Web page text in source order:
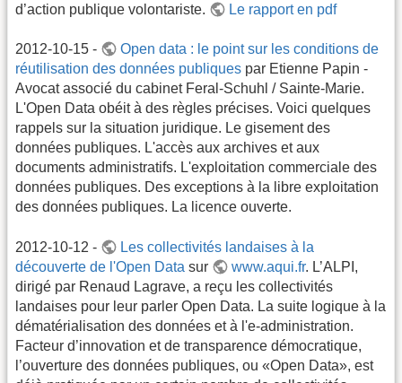
d’action publique volontariste.
Le rapport en pdf
2012-10-15 -
Open data : le point sur les conditions de
réutilisation des données publiques par Etienne Papin -
Avocat associé du cabinet Feral-Schuhl / Sainte-Marie.
L'Open Data obéit à des règles précises. Voici quelques
rappels sur la situation juridique. Le gisement des
données publiques. L'accès aux archives et aux
documents administratifs. L'exploitation commerciale des
données publiques. Des exceptions à la libre exploitation
des données publiques. La licence ouverte.
2012-10-12 -
Les collectivités landaises à la
découverte de l'Open Data sur www.aqui.fr. L’ALPI,
dirigé par Renaud Lagrave, a reçu les collectivités
landaises pour leur parler Open Data. La suite logique à la
dématérialisation des données et à l'e-administration.
Facteur d’innovation et de transparence démocratique,
l’ouverture des données publiques, ou «Open Data», est